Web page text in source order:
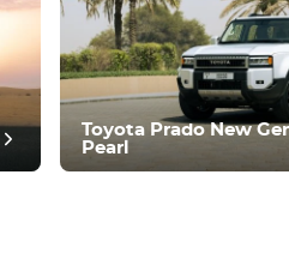
Toyota Prado New
Pearl